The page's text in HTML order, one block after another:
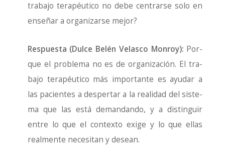
tra­ba­jo tera­péu­ti­co no debe cen­trar­se solo en
ense­ñar a orga­ni­zar­se mejor?
Res­pues­ta (Dul­ce Belén Velas­co Mon­roy): Por­
que el pro­ble­ma no es de orga­ni­za­ción. El tra­
ba­jo tera­péu­ti­co más impor­tan­te es ayu­dar a
las pacien­tes a des­per­tar a la reali­dad del sis­te­
ma que las está deman­dan­do, y a dis­tin­guir
entre lo que el con­tex­to exi­ge y lo que ellas
real­men­te nece­si­tan y desean.